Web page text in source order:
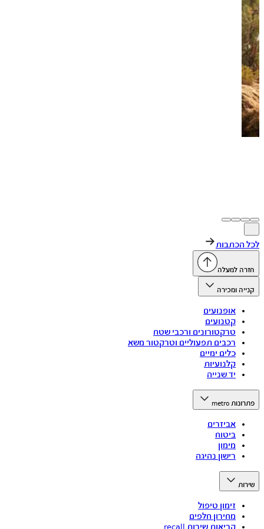
לכל הכתבות
חזרה למעלה
קנייה ומכירה
אופנועים
קטנועים
טרקטורונים ורכבי שטח
רכבים תפעוליים וטרקטור משא
כלים ימיים
קלנועיות
יד שנייה
פתרונות metro
אביזרים
ביטוח
מימון
רישון נהיגה
שירות
זימון טיפול
מחירון חלפים